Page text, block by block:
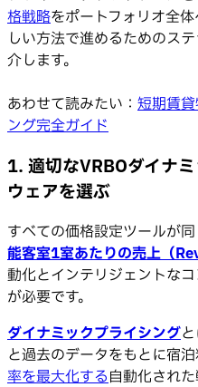
格戦略をポートフォリオ全
しい方法で進めるためのス
介します。
あわせて読みたい： 短期賃
ング完全ガイド
1. 適切なVRBOダイナ
ウェアを選ぶ
すべての価格設定ツールが
能客室1室あたりの売上（
動化とインテリジェントな
が必要です。
ダイナミックプライシング
と過去のデータをもとに宿泊
率を最大化する自動化され